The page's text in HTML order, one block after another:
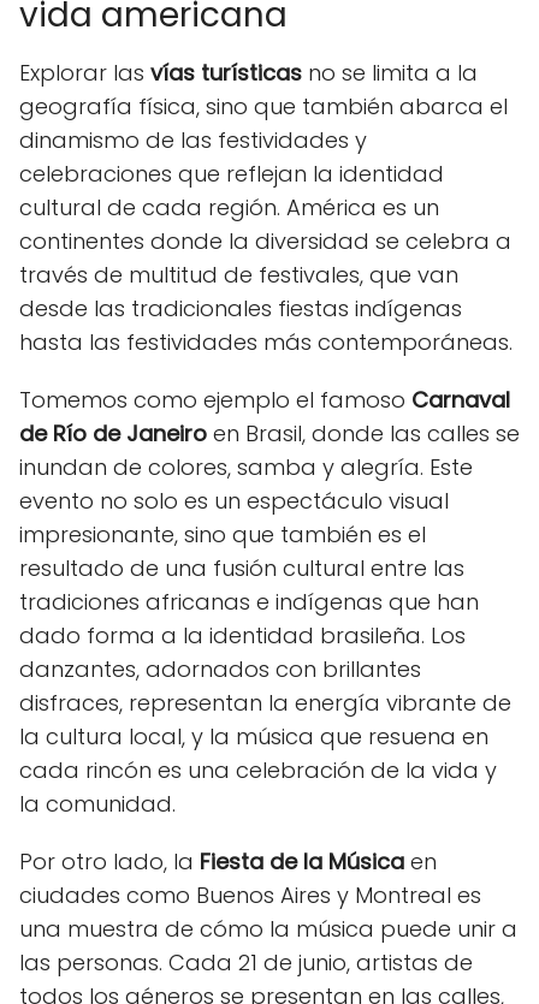
vida americana
Explorar las vías turísticas no se limita a la
geografía física, sino que también abarca el
dinamismo de las festividades y
celebraciones que reflejan la identidad
cultural de cada región. América es un
continentes donde la diversidad se celebra a
través de multitud de festivales, que van
desde las tradicionales fiestas indígenas
hasta las festividades más contemporáneas.
Tomemos como ejemplo el famoso Carnaval
de Río de Janeiro en Brasil, donde las calles se
inundan de colores, samba y alegría. Este
evento no solo es un espectáculo visual
impresionante, sino que también es el
resultado de una fusión cultural entre las
tradiciones africanas e indígenas que han
dado forma a la identidad brasileña. Los
danzantes, adornados con brillantes
disfraces, representan la energía vibrante de
la cultura local, y la música que resuena en
cada rincón es una celebración de la vida y
la comunidad.
Por otro lado, la Fiesta de la Música en
ciudades como Buenos Aires y Montreal es
una muestra de cómo la música puede unir a
las personas. Cada 21 de junio, artistas de
todos los géneros se presentan en las calles,